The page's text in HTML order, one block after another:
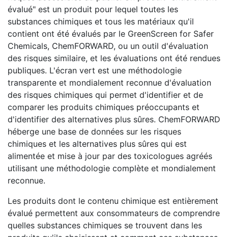
évalué" est un produit pour lequel toutes les
substances chimiques et tous les matériaux qu'il
contient ont été évalués par le GreenScreen for Safer
Chemicals, ChemFORWARD, ou un outil d'évaluation
des risques similaire, et les évaluations ont été rendues
publiques. L'écran vert est une méthodologie
transparente et mondialement reconnue d'évaluation
des risques chimiques qui permet d'identifier et de
comparer les produits chimiques préoccupants et
d'identifier des alternatives plus sûres. ChemFORWARD
héberge une base de données sur les risques
chimiques et les alternatives plus sûres qui est
alimentée et mise à jour par des toxicologues agréés
utilisant une méthodologie complète et mondialement
reconnue.
Les produits dont le contenu chimique est entièrement
évalué permettent aux consommateurs de comprendre
quelles substances chimiques se trouvent dans les